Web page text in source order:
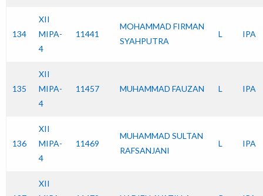
134
XII
MIPA-
4
11441
MOHAMMAD FIRMAN
SYAHPUTRA
L IPA
135
XII
MIPA-
4
11457 MUHAMMAD FAUZAN L IPA
136
XII
MIPA-
4
11469
MUHAMMAD SULTAN
RAFSANJANI
L IPA
XII